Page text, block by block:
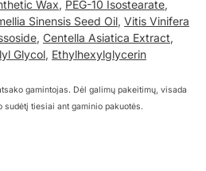
Wax, PEG-10 Isostearate,
Sinensis Seed Oil, Vitis Vinifera
, Centella Asiatica Extract,
Glycol, Ethylhexylglycerin
gamintojas. Dėl galimų pakeitimų, visada
tiesiai ant gaminio pakuotės.